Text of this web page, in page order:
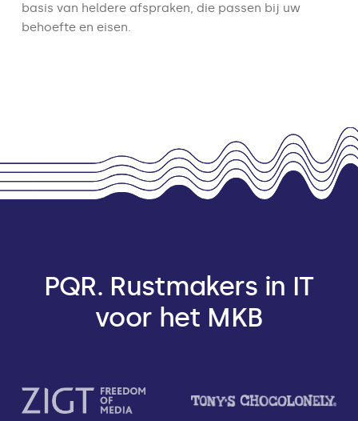
basis van heldere afspraken, die passen bij uw
behoefte en eisen.
PQR. Rustmakers in IT
voor het MKB